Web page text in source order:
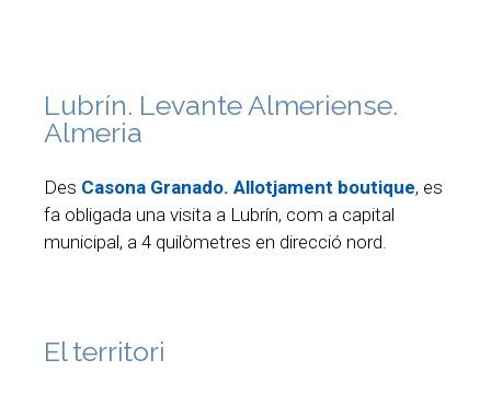
Lubrín. Levante Almeriense.
Almeria
Des Casona Granado. Allotjament boutique, es
fa obligada una visita a Lubrín, com a capital
municipal, a 4 quilòmetres en direcció nord.
El territori